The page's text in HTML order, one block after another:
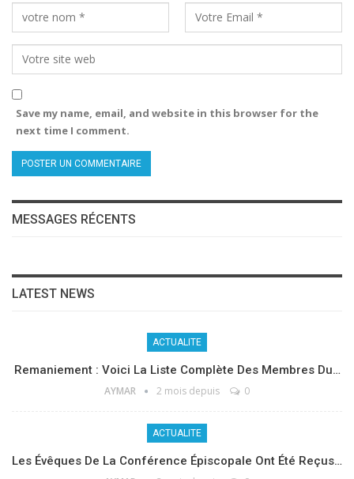
Save my name, email, and website in this browser for the
next time I comment.
MESSAGES RÉCENTS
LATEST NEWS
ACTUALITE
Remaniement : Voici La Liste Complète Des Membres Du…
AYMAR 2 mois depuis 0
ACTUALITE
Les Évêques De La Conférence Épiscopale Ont Été Reçus…